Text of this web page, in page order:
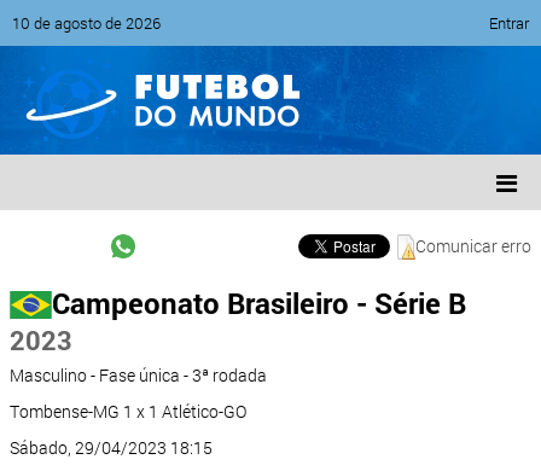
10 de agosto de 2026 Entrar
Comunicar erro
Campeonato Brasileiro - Série B
2023
Masculino - Fase única - 3ª rodada
Tombense-MG 1 x 1 Atlético-GO
Sábado, 29/04/2023 18:15